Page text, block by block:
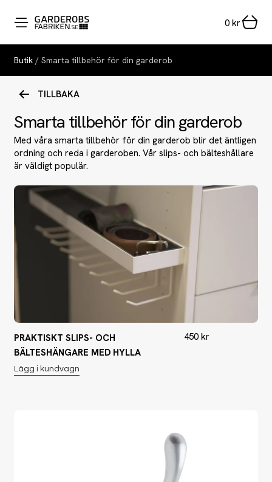
0 kr
Butik / Smarta tillbehör för din garderob
TILLBAKA
Smarta tillbehör för din garderob
Med våra smarta tillbehör för din garderob blir det äntligen
ordning och reda i garderoben. Vår slips- och bälteshållare
är väldigt populär.
PRAKTISKT SLIPS- OCH
BÄLTESHÄNGARE MED HYLLA
Lägg i kundvagn
450 kr